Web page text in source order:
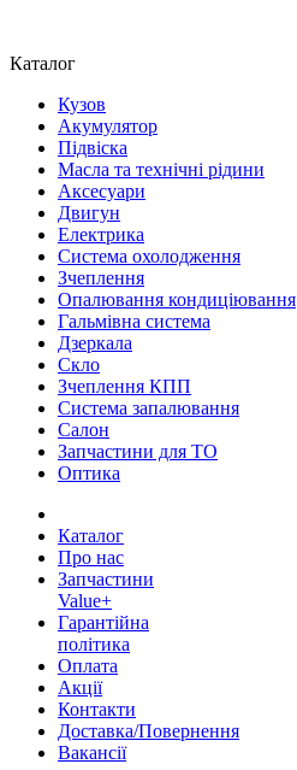
Каталог
Кузов
Акумулятор
Підвіска
Масла та технічні рідини
Аксесуари
Двигун
Електрика
Система охолодження
Зчеплення
Опалювання кондиціювання
Гальмівна система
Дзеркала
Скло
Зчеплення КПП
Система запалювання
Салон
Запчастини для ТО
Оптика
Каталог
Про нас
Запчастини
Value+
Гарантійна
політика
Оплата
Акції
Контакти
Доставка/Повернення
Вакансії